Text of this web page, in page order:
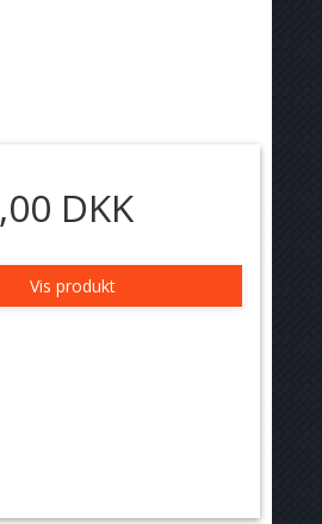
DKK
Vis produkt